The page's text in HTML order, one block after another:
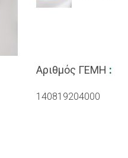
Αριθμός ΓΕΜΗ :
140819204000